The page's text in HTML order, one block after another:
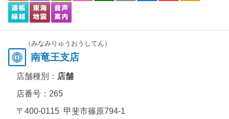
（みなみりゅうおうしてん）
南竜王支店
店舗種別： 店舗
店番号：265
〒400-0115 甲斐市篠原794-1